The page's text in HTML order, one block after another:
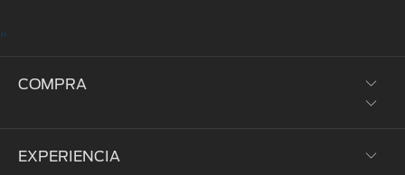
"
COMPRA
Prueba de Manejo
EXPERIENCIA